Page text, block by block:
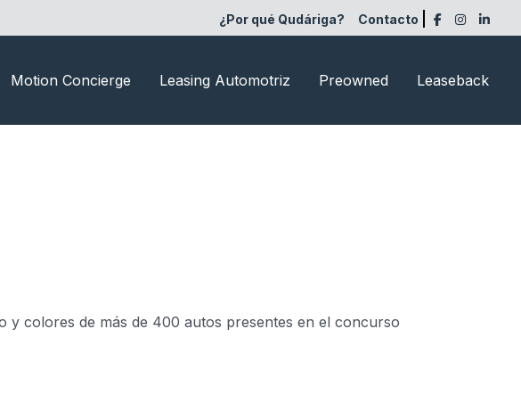
¿Por qué Qudáriga? Contacto
Motion Concierge Leasing Automotriz Preowned Leaseback
y colores de más de 400 autos presentes en el concurso